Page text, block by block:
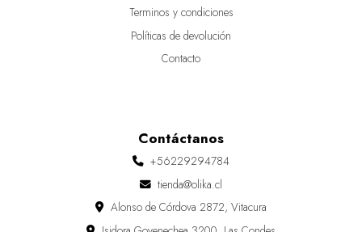
Terminos y condiciones
Políticas de devolución
Contacto
Contáctanos
+56229294784
tienda@olika.cl
Alonso de Córdova 2872, Vitacura